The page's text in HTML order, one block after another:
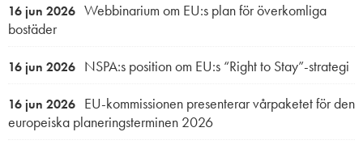
16 jun 2026 Webbinarium om EU:s plan för överkomliga
bostäder
16 jun 2026 NSPA:s position om EU:s “Right to Stay”-strategi
16 jun 2026 EU-kommissionen presenterar vårpaketet för den
europeiska planeringsterminen 2026